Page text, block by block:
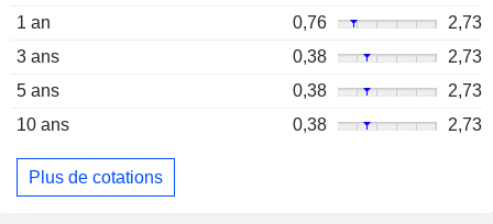
1 an
0,76
2,73
3 ans
0,38
2,73
5 ans
0,38
2,73
10 ans
0,38 2,73
Plus de cotations